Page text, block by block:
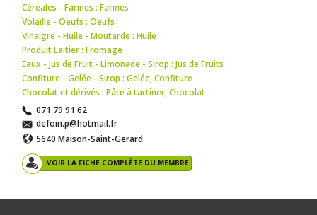
Céréales - Farines : Farines
Volaille - Oeufs : Oeufs
Vinaigre - Huile - Moutarde : Huile
Produit Laitier : Fromage
Eaux - Jus de Fruit - Limonade - Sirop : Jus de Fruits
Confiture - Gelée - Sirop : Gelée,Confiture
Chocolat et dérivés : Pâte à tartiner,Chocolat
071 79 91 62
defoin.p@hotmail.fr
5640 Maison-Saint-Gerard
VOIR LA FICHE COMPLÈTE DU MEMBRE